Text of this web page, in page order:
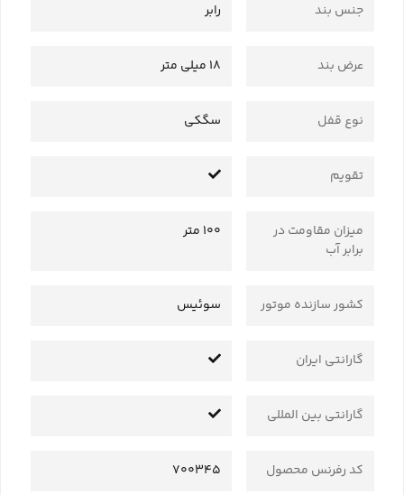
جنس بند رابر
عرض بند 18 میلی متر
نوع قفل سگکی
تقویم
میزان مقاومت در
برابر آب
100 متر
کشور سازنده موتور سوئیس
گارانتی ایران
گارانتی بین المللی
کد رفرنس محصول 700345